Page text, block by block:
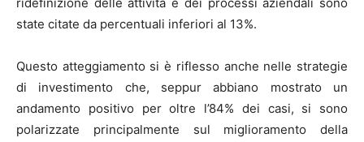
state citate da percentuali inferiori al 13%.
Questo atteggiamento si è riflesso anche nelle strategie
di investimento che, seppur abbiano mostrato un
andamento positivo per oltre l’84% dei casi, si sono
polarizzate principalmente sul miglioramento della